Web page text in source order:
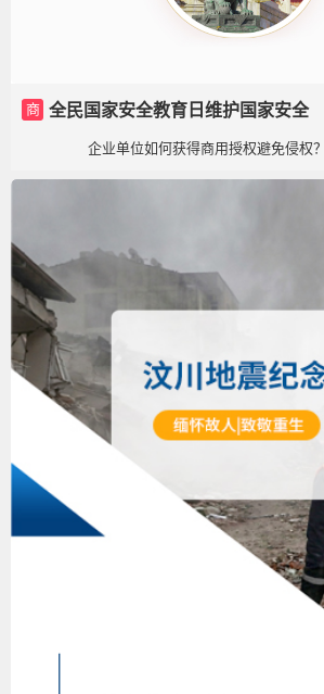
商 全民国家安全教育日维护国家安全
企业单位如何获得商用授权避免侵权？